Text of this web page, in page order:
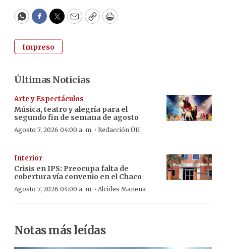
WhatsApp
Facebook
Twitter
EmailCopyPrint
Impreso
Últimas Noticias
Arte y Espectáculos
Música, teatro y alegría para el
segundo fin de semana de agosto
Agosto 7, 2026 04:00 a. m. · Redacción ÚH
Interior
Crisis en IPS: Preocupa falta de
cobertura vía convenio en el Chaco
Agosto 7, 2026 04:00 a. m. · Alcides Manena
Notas más leídas